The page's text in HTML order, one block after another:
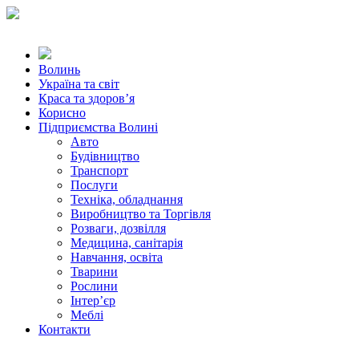
Волинь
Україна та світ
Краса та здоров’я
Корисно
Підприємства Волині
Авто
Будівництво
Транспорт
Послуги
Техніка, обладнання
Виробництво та Торгівля
Розваги, дозвілля
Медицина, санітарія
Навчання, освіта
Тварини
Рослини
Інтер’єр
Меблі
Контакти